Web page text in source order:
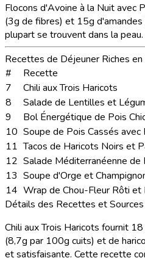
Flocons d'Avoine à la Nuit avec
(3g de fibres) et 15g
plupart se trouvent dans la peau.
Recettes de Déjeuner Riches
#
Recette
7
Chili aux Trois Haricots
8
Salade de Lentilles et
9
Bol Énergétique de Pois
10 Soupe de Pois Cassés avec
11 Tacos de Haricots Noirs et
12 Salade Méditerranéenne de
13 Soupe d'Orge et
14 Wrap de Chou-Fleur Rôti et
Détails des Recettes et
Chili aux Trois Haricots fournit 18
(8,7g par 100g cuits) et de
et satisfaisante. Cette recette